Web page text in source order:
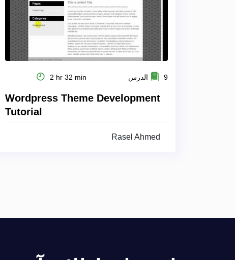
9 الدرس 2 hr 32 min
Wordpress Theme Development
Tutorial
Rasel Ahmed